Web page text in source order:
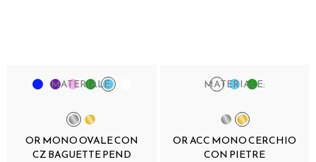
MATERIALE:
OR MONO OVALE CON
CZ BAGUETTE PEND
MATERIALE:
OR ACC MONO CERCHIO
CON PIETRE